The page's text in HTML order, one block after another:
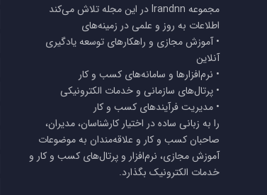
مجموعه Irandnn در این مجله تلاش می‌کند
اطلاعات به روز و علمی در زمینه‌های
• آموزش مجازی و راهکارهای توسعه یادگیری
آنلاین
• نرم‌افزارها و سامانه‌های کسب و کار
• پرتال‌های سازمانی و خدمات الکترونیکی
• مدیریت فرآیندهای کسب و کار
را به زبانی ساده در اختیار کارشناسان، مدیران،
صاحبان کسب و کار و علاقه‌مندان به موضوعات
آموزش مجازی، نرم‌افزار و پرتال‌های کسب و کار و
خدمات الکترونیک بگذارد.